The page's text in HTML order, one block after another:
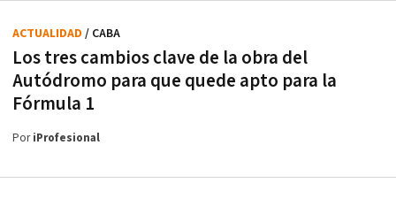
Los tres cambios clave de la obra del
Autódromo para que quede apto para la
Fórmula 1
ACTUALIDAD / CABA
PoriProfesional